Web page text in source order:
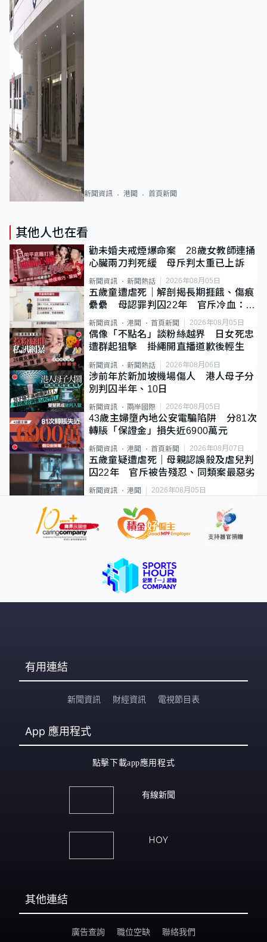
新聞資訊 港聞 首頁新聞
其他人也在看
勸未婚夫戒煙爆命案 28歲女教師連捅
心臟兩刀判死緩 母斥判太重已上訴
新聞資訊 新聞熱話 2026年08月05日
五歲童遭虐死｜解剖揭長期捱餓、傷痕
纍纍 母認罪判囚22年 官斥冷血：同
類案最惡劣
新聞資訊 港聞 首頁新聞 2026年08月05日
偶像「不點名」談粉絲越界 日女死忠
遭群起狙擊 掛繩開直播道歉後輕生
新聞資訊 新聞熱話 2026年08月06日
涉前年於新加坡機場傷人 港人母子分
別判囚半年、10日
新聞資訊 兩岸國際 2026年08月05日
43歲主婦墮內地公安電騙陷阱 分81次
轉賬「保證金」損失近6900萬元
新聞資訊 港聞 首頁新聞 2026年08月07日
五歲童疑遭虐死｜母親認誤殺及虐兒判
囚22年 官斥被告殘忍、同類案最惡劣
新聞資訊 港聞 2026年08月05日
有用連結
新聞資訊 財經資訊 電視節目表
App 應用程式
點擊下載app應用程式
有線新聞
HOY
其他連結
廣告查詢 職位空缺 聯絡我們